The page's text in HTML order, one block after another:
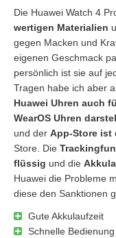
Die Huawei Watch 4
wertigen Materialien
gegen Macken und
eigenen Geschmack
persönlich ist sie auf
Tragen habe ich aber
Huawei Uhren auch
WearOS Uhren
und der App-Store ist
Store. Die
flüssig und die
Huawei die Probleme
diese den Sanktionen
Gute Akkulaufzeit
Schnelle Bedienung